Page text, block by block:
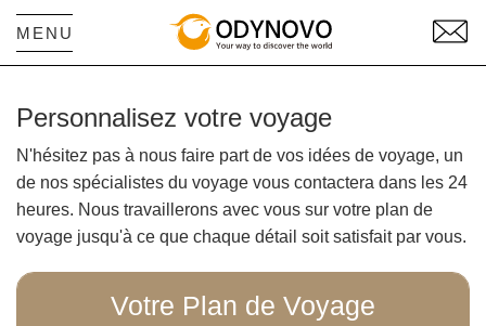
MENU
Personnalisez votre voyage
N'hésitez pas à nous faire part de vos idées de voyage, un
de nos spécialistes du voyage vous contactera dans les 24
heures. Nous travaillerons avec vous sur votre plan de
voyage jusqu'à ce que chaque détail soit satisfait par vous.
Votre Plan de Voyage